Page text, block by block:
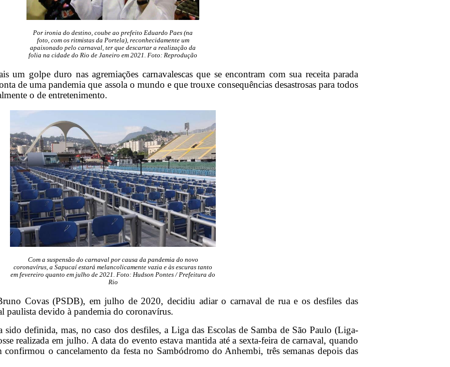
Por ironia do destino, coube ao prefeito Eduardo Paes (na
foto, com os ritmistas da Portela), reconhecidamente um
apaixonado pelo carnaval, ter que descartar a realização da
folia na cidade do Rio de Janeiro em 2021. Foto: Reprodução
um golpe duro nas agremiações carnavalescas que se encontram com sua receita parada
de uma pandemia que assola o mundo e que trouxe consequências desastrosas para todos
o de entretenimento.
Com a suspensão do carnaval por causa da pandemia do novo
coronavírus, a Sapucaí estará melancolicamente vazia e às escuras tanto
em fevereiro quanto em julho de 2021. Foto: Hudson Pontes / Prefeitura do
Rio
Covas (PSDB), em julho de 2020, decidiu adiar o carnaval de rua e os desfiles das
paulista devido à pandemia do coronavírus.
sido definida, mas, no caso dos desfiles, a Liga das Escolas de Samba de São Paulo (Liga-
realizada em julho. A data do evento estava mantida até a sexta-feira de carnaval, quando
o cancelamento da festa no Sambódromo do Anhembi, três semanas depois das